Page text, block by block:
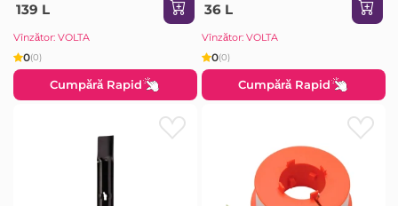
139 L
Vînzător: VOLTA
0(0)
Cumpără Rapid
36 L
Vînzător: VOLTA
0(0)
Cumpără Rapid